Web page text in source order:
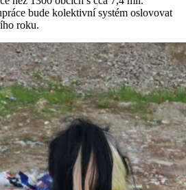
bude kolektivní systém oslovovat
roku.